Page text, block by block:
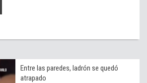
Entre las paredes, ladrón se quedó
atrapado